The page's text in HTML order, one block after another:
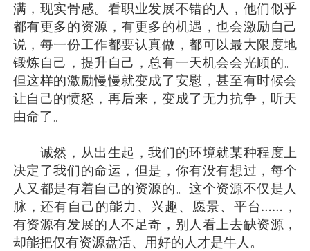
满，现实骨感。看职业发展不错的人，他们似乎
都有更多的资源，有更多的机遇，也会激励自己
说，每一份工作都要认真做，都可以最大限度地
锻炼自己，提升自己，总有一天机会会光顾的。
但这样的激励慢慢就变成了安慰，甚至有时候会
让自己的愤怒，再后来，变成了无力抗争，听天
由命了。
诚然，从出生起，我们的环境就某种程度上
决定了我们的命运，但是，你有没有想过，每个
人又都是有着自己的资源的。这个资源不仅是人
脉，还有自己的能力、兴趣、愿景、平台……，
有资源有发展的人不足奇，别人看上去缺资源，
却能把仅有资源盘活、用好的人才是牛人。